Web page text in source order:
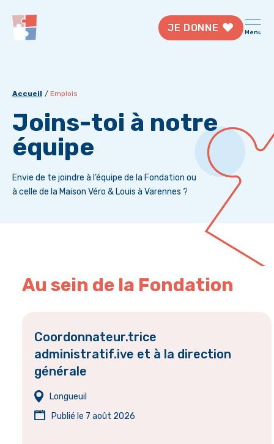
JE DONNE Menu
Accueil Emplois
Joins-toi à notre
équipe
Envie de te joindre à l’équipe de la Fondation ou
à celle de la Maison Véro & Louis à Varennes ?
Au sein de la Fondation
Coordonnateur.trice
administratif.ive et à la direction
générale
Longueuil
Publié le 7 août 2026